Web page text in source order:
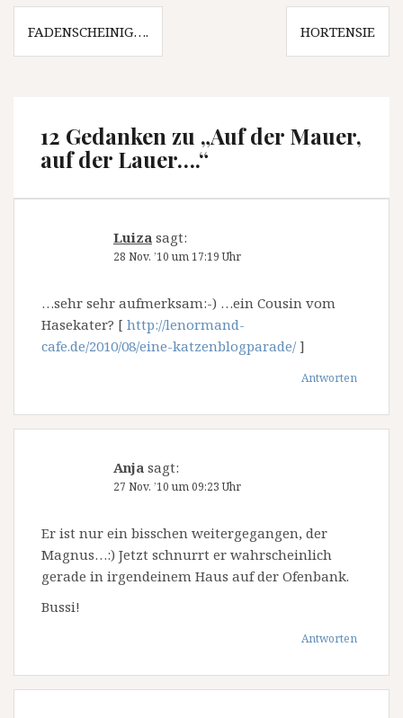
Beitragsnavigation
FADENSCHEINIG…. HORTENSIE
12 Gedanken zu „Auf der Mauer,
auf der Lauer….“
Luiza sagt:
28 Nov. ’10 um 17:19 Uhr
…sehr sehr aufmerksam:-) …ein Cousin vom
Hasekater? [ http://lenormand-
cafe.de/2010/08/eine-katzenblogparade/]
Antworten
Anja sagt:
27 Nov. ’10 um 09:23 Uhr
Er ist nur ein bisschen weitergegangen, der
Magnus…:) Jetzt schnurrt er wahrscheinlich
gerade in irgendeinem Haus auf der Ofenbank.
Bussi!
Antworten